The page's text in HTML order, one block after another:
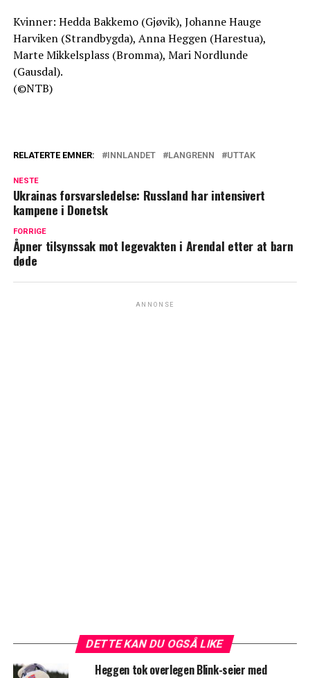
Kvinner: Hedda Bakkemo (Gjøvik), Johanne Hauge
Harviken (Strandbygda), Anna Heggen (Harestua),
Marte Mikkelsplass (Bromma), Mari Nordlunde
(Gausdal).
(©NTB)
RELATERTE EMNER: INNLANDET LANGRENN UTTAK
NESTE
Ukrainas forsvarsledelse: Russland har intensivert
kampene i Donetsk
FORRIGE
Åpner tilsynssak mot legevakten i Arendal etter at barn
døde
ANNONSE
DETTE KAN DU OGSÅ LIKE
Heggen tok overlegen Blink-seier med